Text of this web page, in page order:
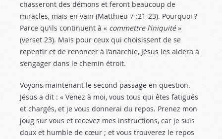
chasseront des démons et feront beaucoup de
miracles, mais en vain (Matthieu 7 :21-23). Pourquoi ?
Parce qu’ils continuent à « commettre l’iniquité»
(verset 23). Mais pour ceux qui choisissent de se
repentir et de renoncer à l’anarchie, Jésus les aidera à
s’engager dans le chemin étroit.
Voyons maintenant le second passage en question.
Jésus a dit : « Venez à moi, vous tous qui êtes fatigués
et chargés, et je vous donnerai du repos. Prenez mon
joug sur vous et recevez mes instructions, car je suis
doux et humble de cœur ; et vous trouverez le repos